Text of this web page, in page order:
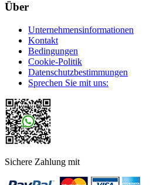
Über
Unternehmensinformationen
Kontakt
Bedingungen
Cookie-Politik
Datenschutzbestimmungen
Sprechen Sie mit uns:
Sichere Zahlung mit